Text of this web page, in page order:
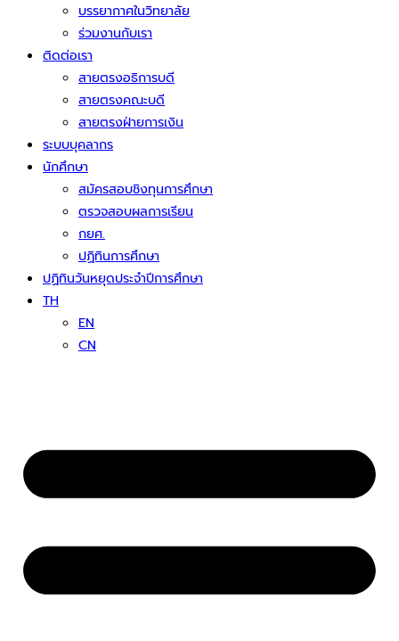
บรรยากาศในวิทยาลัย
ร่วมงานกับเรา
ติดต่อเรา
สายตรงอธิการบดี
สายตรงคณะบดี
สายตรงฝ่ายการเงิน
ระบบบุคลากร
นักศึกษา
สมัครสอบชิงทุนการศึกษา
ตรวจสอบผลการเรียน
กยศ.
ปฏิทินการศึกษา
ปฏิทินวันหยุดประจำปีการศึกษา
TH
EN
CN